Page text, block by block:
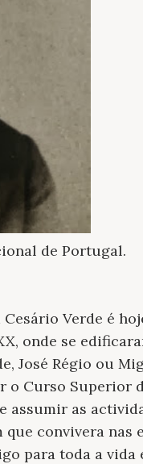
de Portugal.
Cesário Verde é
onde se
José Régio ou
o Curso Superior
assumir as
convivera nas
para toda a vida